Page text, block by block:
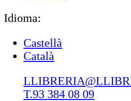
Idioma:
Castellà
Català
T.93 384 08 09